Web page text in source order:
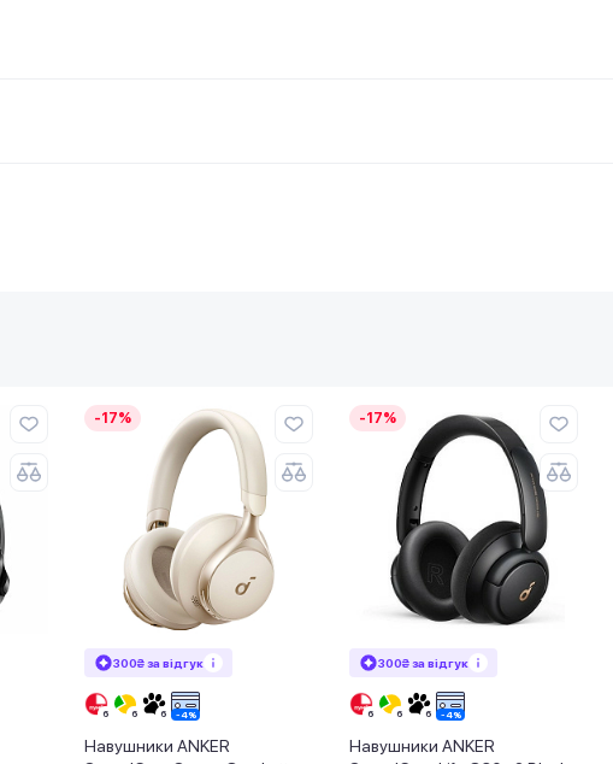
-17%
300₴ за відгук
Навушники ANKER
-17%
300₴ за відгук
Навушники ANKER